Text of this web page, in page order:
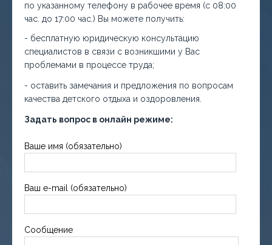
по указанному телефону в рабочее время (с 08:00
час. до 17:00 час.) Вы можете получить:
- бесплатную юридическую консультацию
специалистов в связи с возникшими у Вас
проблемами в процессе труда;
- оставить замечания и предложения по вопросам
качества детского отдыха и оздоровления.
Задать вопрос в онлайн режиме:
Ваше имя (обязательно)
Ваш e-mail (обязательно)
Сообщение